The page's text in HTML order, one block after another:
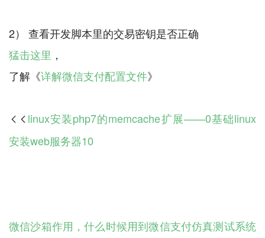
猛击这里 ，
了解《详解微信支付配置文件
 linux安装php7的memcache扩展——0基础linux
安装web服务器10
微信沙箱作用，什么时候用到微信支付仿真测试系统